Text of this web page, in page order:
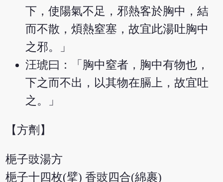
下，使陽氣不足，邪熱客於胸中，結
而不散，煩熱窒塞，故宜此湯吐胸中
之邪。」
汪琥曰：「胸中窒者，胸中有物也，
下之而不出，以其物在膈上，故宜吐
之。」
【方劑】
梔子豉湯方
梔子十四枚(擘) 香豉四合(綿裹)